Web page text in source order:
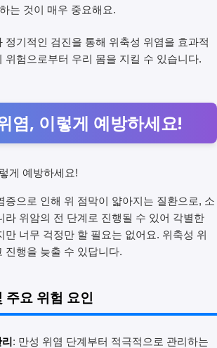
는 것이 매우 중요해요.
정기적인 검진을 통해 위축성 위염을 효과적
위험으로부터 우리 몸을 지킬 수 있습니다.
염, 이렇게 예방하세요!
증으로 인해 위 점막이 얇아지는 질환으로, 소
라 위암의 전 단계로 진행될 수 있어 각별한
만 너무 걱정만 할 필요는 없어요. 위축성 위
진행을 늦출 수 있답니다.
주요 위험 요인
: 만성 위염 단계부터 적극적으로 관리하는